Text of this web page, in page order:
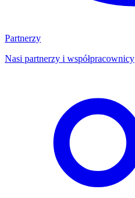
Partnerzy
Nasi partnerzy i współpracownicy